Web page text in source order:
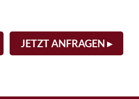
JETZT ANFRAGEN ▸